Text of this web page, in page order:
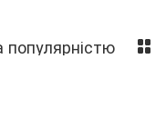
популярністю